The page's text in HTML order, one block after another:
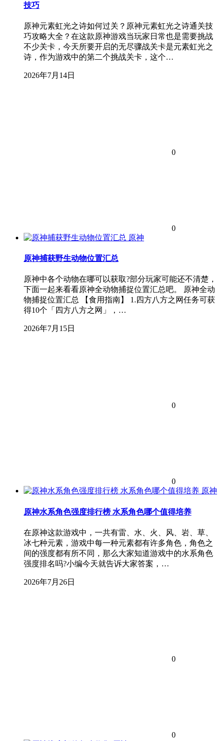
技巧
原神元素虹光之诗如何过关？原神元素虹光之诗通关技
巧攻略大全？在这款原神游戏当玩家日常也是需要挑战
不少关卡，今天所要开启的无尽骤战关卡是元素虹光之
诗，作为游戏中的第二个挑战关卡，这个…
2026年7月14日
0
0
原神
原神捕获野生动物位置汇总
原神中各个动物在哪可以获取?部分玩家可能还不清楚，
下面一起来看看原神全动物捕捉位置汇总吧。 原神全动
物捕捉位置汇总 【食用指南】 1.四方八方之网任务可获
得10个「四方八方之网」，…
2026年7月15日
0
0
原神
原神水系角色强度排行榜 水系角色哪个值得培养
在原神这款游戏中，一共有雷、水、火、风、岩、草、
冰七种元素，游戏中每一种元素都有许多角色，角色之
间的强度都有所不同，那么大家知道游戏中的水系角色
强度排名吗?小编今天就告诉大家答案，…
2026年7月26日
0
0